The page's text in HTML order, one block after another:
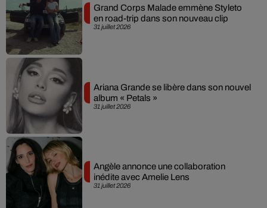
31 juillet 2026
Grand Corps Malade emmène Styleto
en road-trip dans son nouveau clip
31 juillet 2026
Ariana Grande se libère dans son nouvel
album « Petals »
31 juillet 2026
Angèle annonce une collaboration
inédite avec Amelie Lens